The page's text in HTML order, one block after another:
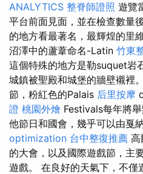
ANALYTICS 整脊師證照 遊覽
平台前面見面，並在檢查數量
的地方看最著名，最輝煌的里
沼澤中的蘆葦命名-Latin 竹東
這個特殊的地方是勒suquet岩
城鎮被聖殿和城堡的牆壁襯裡。
節，粉紅色的Palais 后里按摩
證 桃園外燴 Festivals每年將
他節日和國會，幾乎可以由戛
optimization 台中整復推薦 高
的大會，以及國際遊戲節，主
遊戲。 在良好的天氣下，不僅